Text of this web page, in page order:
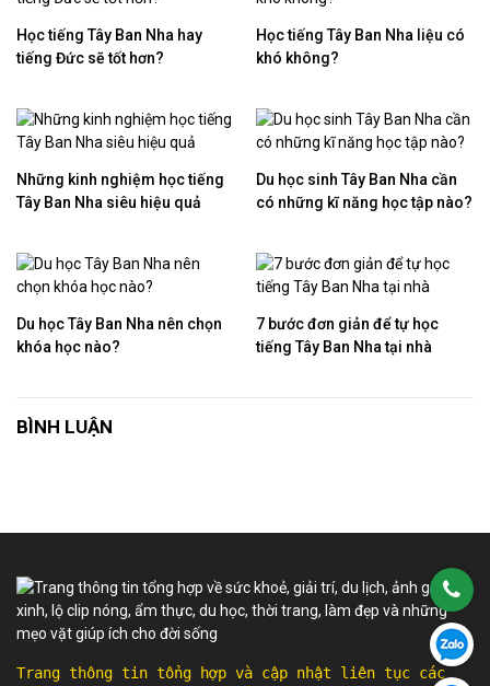
Học tiếng Tây Ban Nha hay
tiếng Đức sẽ tốt hơn?
Học tiếng Tây Ban Nha liệu có
khó không?
Những kinh nghiệm học tiếng
Tây Ban Nha siêu hiệu quả
Du học sinh Tây Ban Nha cần
có những kĩ năng học tập nào?
Du học Tây Ban Nha nên chọn
khóa học nào?
7 bước đơn giản để tự học
tiếng Tây Ban Nha tại nhà
BÌNH LUẬN
Trang thông tin tổng hợp và cập nhật liên tục các